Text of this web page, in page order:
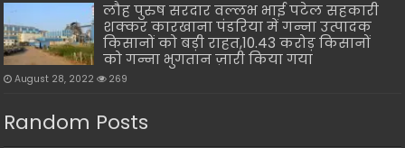
लौह पुरुष सरदार वल्लभ भाई पटेल सहकारी
शक्कर कारखाना पंडरिया में गन्ना उत्पादक
किसानों को बड़ी राहत,10.43 करोड़ किसानों
को गन्ना भुगतान ज़ारी किया गया
August 28, 2022 269
Random Posts